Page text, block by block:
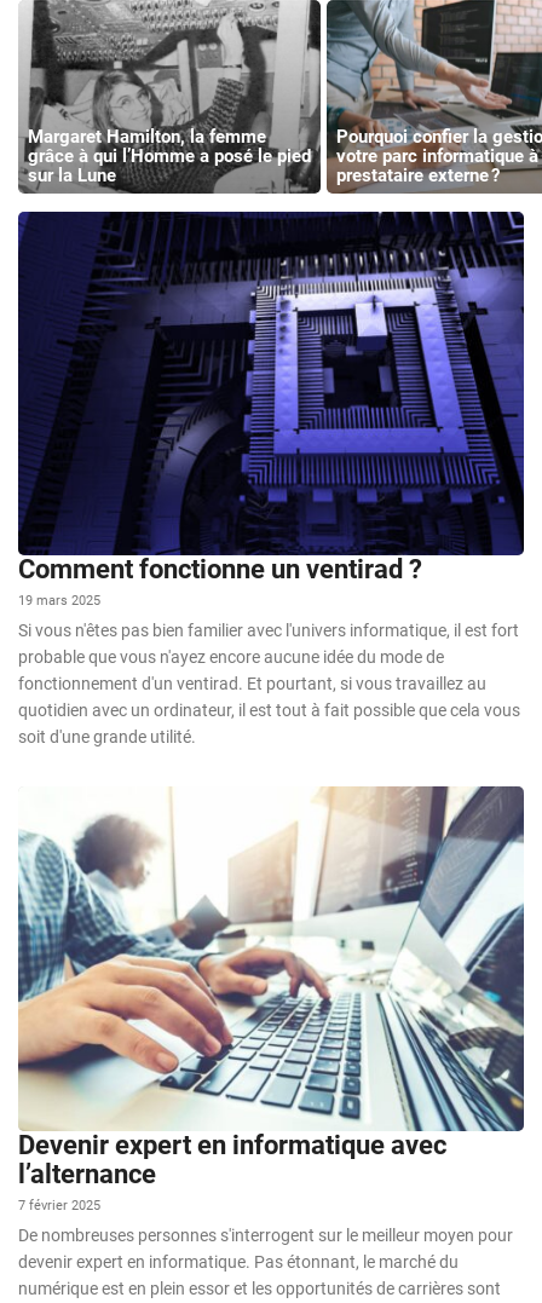
Margaret Hamilton, la femme
grâce à qui l’Homme a posé le pied
sur la Lune
Pourquoi confier la
votre parc informatique à
prestataire externe ?
Comment fonctionne un ventirad ?
19 mars 2025
Si vous n'êtes pas bien familier avec l'univers informatique, il est fort
probable que vous n'ayez encore aucune idée du mode de
fonctionnement d'un ventirad. Et pourtant, si vous travaillez au
quotidien avec un ordinateur, il est tout à fait possible que cela vous
soit d'une grande utilité.
Devenir expert en informatique avec
l’alternance
7 février 2025
De nombreuses personnes s'interrogent sur le meilleur moyen pour
devenir expert en informatique. Pas étonnant, le marché du
numérique est en plein essor et les opportunités de carrières sont